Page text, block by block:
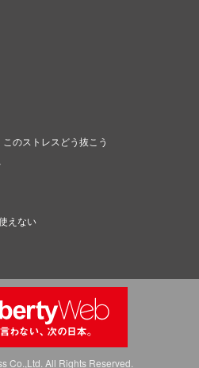
のストレスどう抜こう
えない
Co.,Ltd. All Rights Reserved.